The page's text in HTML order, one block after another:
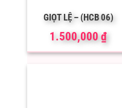
GIỌT LỆ – (HCB 06)
1.500,000₫